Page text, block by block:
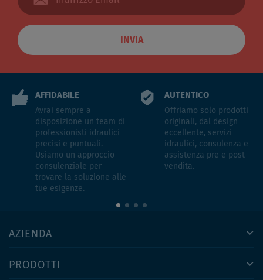
INVIA
AFFIDABILE
Avrai sempre a
disposizione un team di
professionisti idraulici
precisi e puntuali.
Usiamo un approccio
consulenziale per
trovare la soluzione alle
tue esigenze.
AUTENTICO
Offriamo solo prodotti
originali, dal design
eccellente, servizi
idraulici, consulenza e
assistenza pre e post
vendita.
AZIENDA
PRODOTTI